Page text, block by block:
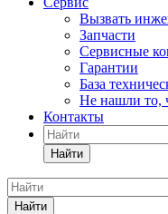
Вызвать
Запчасти
Сервисные
Гарантии
База
Не нашли то,
Контакты
Найти
Найти